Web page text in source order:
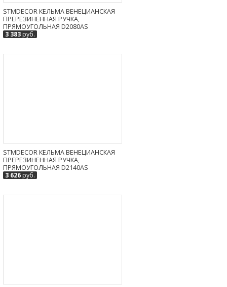
STMDECOR КЕЛЬМА ВЕНЕЦИАНСКАЯ
ПРЕРЕЗИНЕННАЯ РУЧКА,
ПРЯМОУГОЛЬНАЯ D2080AS
3 383руб.
STMDECOR КЕЛЬМА ВЕНЕЦИАНСКАЯ
ПРЕРЕЗИНЕННАЯ РУЧКА,
ПРЯМОУГОЛЬНАЯ D2140AS
3 626руб.